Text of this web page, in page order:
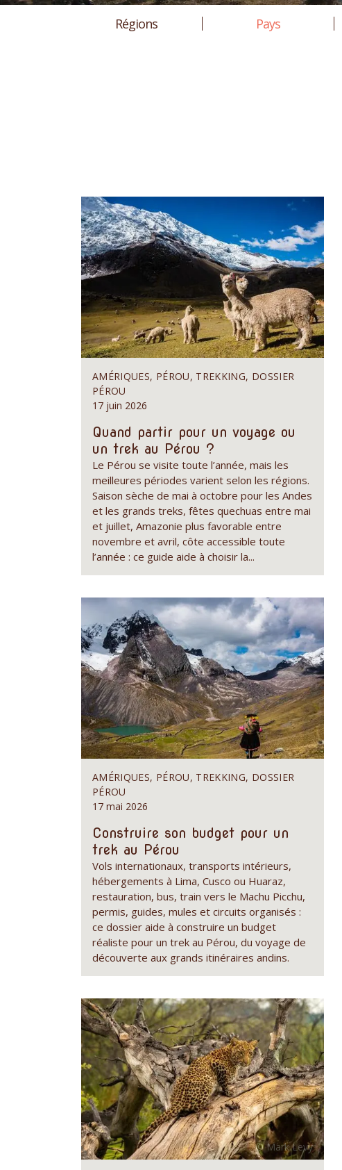
Régions Pays
AMÉRIQUES, PÉROU, TREKKING, DOSSIER
PÉROU
17 juin 2026
Quand partir pour un voyage ou
un trek au Pérou ?
Le Pérou se visite toute l’année, mais les
meilleures périodes varient selon les régions.
Saison sèche de mai à octobre pour les Andes
et les grands treks, fêtes quechuas entre mai
et juillet, Amazonie plus favorable entre
novembre et avril, côte accessible toute
l’année : ce guide aide à choisir la...
AMÉRIQUES, PÉROU, TREKKING, DOSSIER
PÉROU
17 mai 2026
Construire son budget pour un
trek au Pérou
Vols internationaux, transports intérieurs,
hébergements à Lima, Cusco ou Huaraz,
restauration, bus, train vers le Machu Picchu,
permis, guides, mules et circuits organisés :
ce dossier aide à construire un budget
réaliste pour un trek au Pérou, du voyage de
découverte aux grands itinéraires andins.